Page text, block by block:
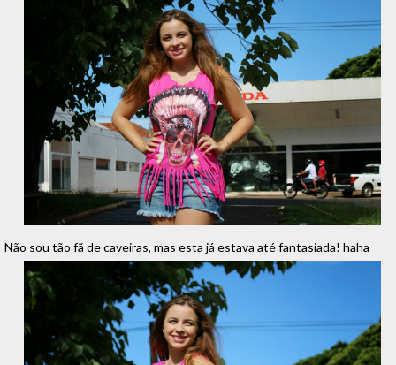
Não sou tão fã de caveiras, mas esta já estava até fantasiada! haha